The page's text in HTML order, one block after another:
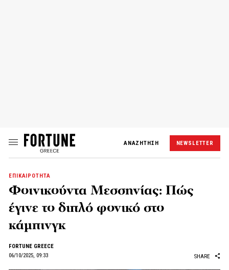
ΑΝΑΖΗΤΗΣΗ NEWSLETTER
ΕΠΙΚΑΙΡΟΤΗΤΑ
Φοινικούντα Μεσσηνίας: Πώς
έγινε το διπλό φονικό στο
κάμπινγκ
FORTUNE GREECE
06/10/2025, 09:33
SHARE